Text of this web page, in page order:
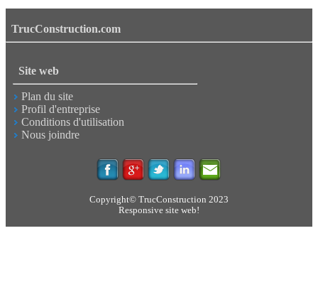
TrucConstruction.com
Site web
Plan du site
Profil d'entreprise
Conditions d'utilisation
Nous joindre
Copyright© TrucConstruction 2023
Responsive site web!